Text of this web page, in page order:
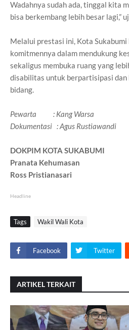
Wadahnya sudah ada, tinggal kita
bisa berkembang lebih besar lagi,”
Melalui prestasi ini, Kota
komitmennya dalam mendukung
sekaligus membuka ruang yang
disabilitas untuk berpartisipasi
bidang.
Pewarta : Kang Warsa
Dokumentasi : Agus Rustiawandi
DOKPIM KOTA SUKABUMI
Pranata Kehumasan
Ross Pristianasari
Headline
Tags Wakil Wali Kota
Facebook Twitter
ARTIKEL TERKAIT